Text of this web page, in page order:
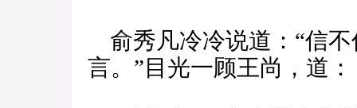
俞秀凡冷冷说道：“信
言。”目光一顾王尚，道：